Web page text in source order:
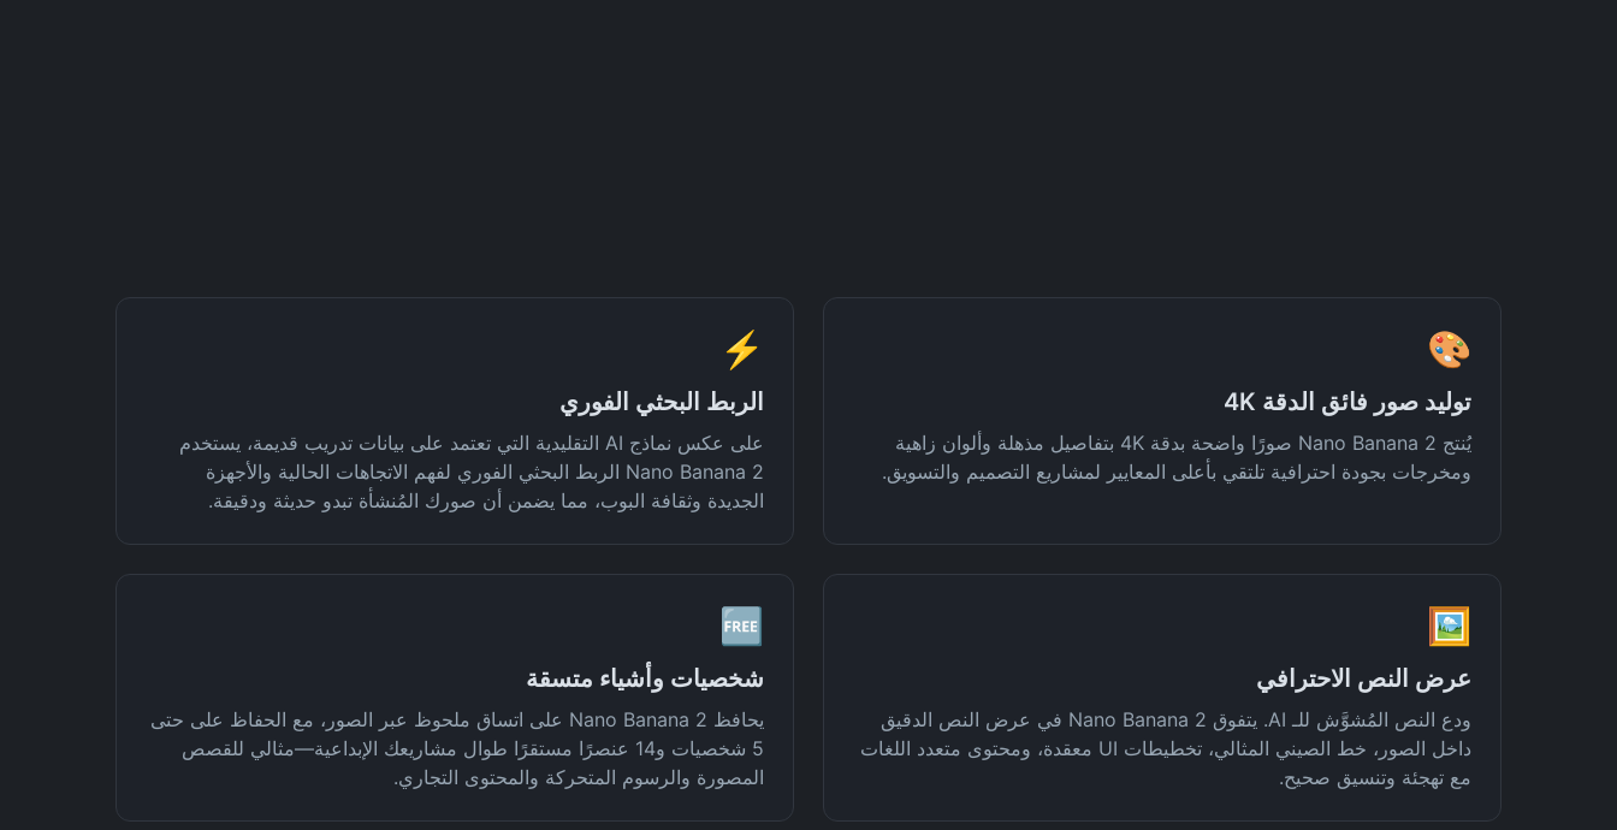
🎨
توليد صور فائق الدقة 4K
يُنتج Nano Banana 2 صورًا واضحة بدقة 4K بتفاصيل مذهلة وألوان زاهية
ومخرجات بجودة احترافية تلتقي بأعلى المعايير لمشاريع التصميم والتسويق.
⚡
الربط البحثي الفوري
على عكس نماذج AI التقليدية التي تعتمد على بيانات تدريب قديمة، يستخدم
Nano Banana 2 الربط البحثي الفوري لفهم الاتجاهات الحالية والأجهزة
الجديدة وثقافة البوب، مما يضمن أن صورك المُنشأة تبدو حديثة ودقيقة.
🖼️
عرض النص الاحترافي
ودع النص المُشوَّش للـ AI. يتفوق Nano Banana 2 في عرض النص الدقيق
داخل الصور، خط الصيني المثالي، تخطيطات UI معقدة، ومحتوى متعدد اللغات
مع تهجئة وتنسيق صحيح.
🆓
شخصيات وأشياء متسقة
يحافظ Nano Banana 2 على اتساق ملحوظ عبر الصور، مع الحفاظ على حتى
5 شخصيات و14 عنصرًا مستقرًا طوال مشاريعك الإبداعية—مثالي للقصص
المصورة والرسوم المتحركة والمحتوى التجاري.